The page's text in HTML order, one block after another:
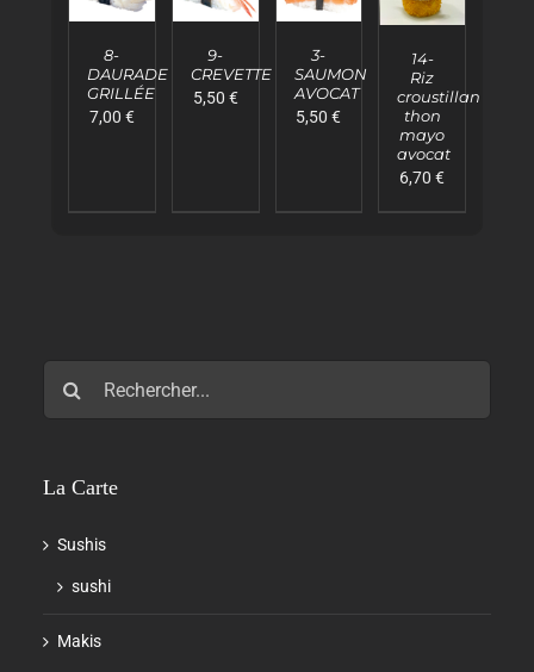
AJOUTER
PANIER
/
DÉTAILS
8-
DAURADE
GRILLÉE
7,00 €
AJOUTER
PANIER
/
DÉTAILS
9-
CREVETTE
5,50 €
AJOUTER
PANIER
/
DÉTAILS
3-
SAUMON
AVOCAT
5,50€
AJOUTER
PANIER
/
DÉTAILS
14-
Riz
croustillant
thon
mayo
avocat
6,70€
La Carte
Sushis
sushi
Makis